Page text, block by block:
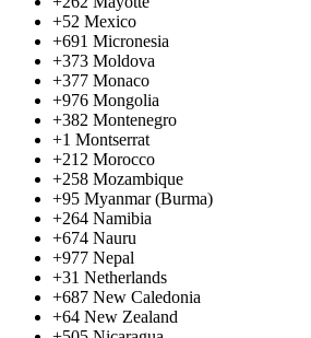
+52 Mexico
+691 Micronesia
+373 Moldova
+377 Monaco
+976 Mongolia
+382 Montenegro
+1 Montserrat
+212 Morocco
+258 Mozambique
+95 Myanmar (Burma)
+264 Namibia
+674 Nauru
+977 Nepal
+31 Netherlands
+687 New Caledonia
+64 New Zealand